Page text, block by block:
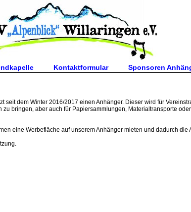
Kontaktformular Sponsoren
seit dem Winter 2016/2017 einen Anhänger. Dieser wird für
bringen, aber auch für Papiersammlungen, Materialtransporte
eine Werbefläche auf unserem Anhänger mieten und dadurch die